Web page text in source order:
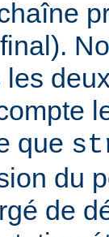
que
du
de